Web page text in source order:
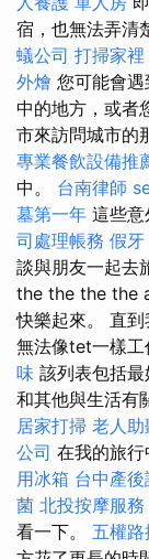
宿，也無法弄清
蟻公司 打掃家裡
外燴 您可能會
中的地方，或者
市來訪問城市的
專業餐飲設備推
中。 台南律師
墓第一年 這些意
司處理帳務 假牙
談與朋友一起
the the the the
快樂起來。 直
無法像tet一樣工
味 該列表包括
和其他與生活有
居家打掃 老人
公司 在我的旅
用冰箱 台中產
菌 北投按摩服務
看一下。 五權路